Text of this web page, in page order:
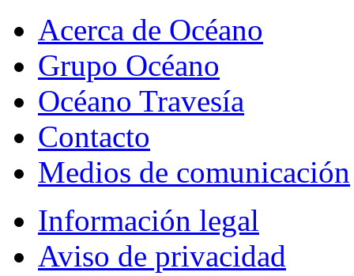
Acerca de Océano
Grupo Océano
Océano Travesía
Contacto
Medios de comunicación
Información legal
Aviso de privacidad